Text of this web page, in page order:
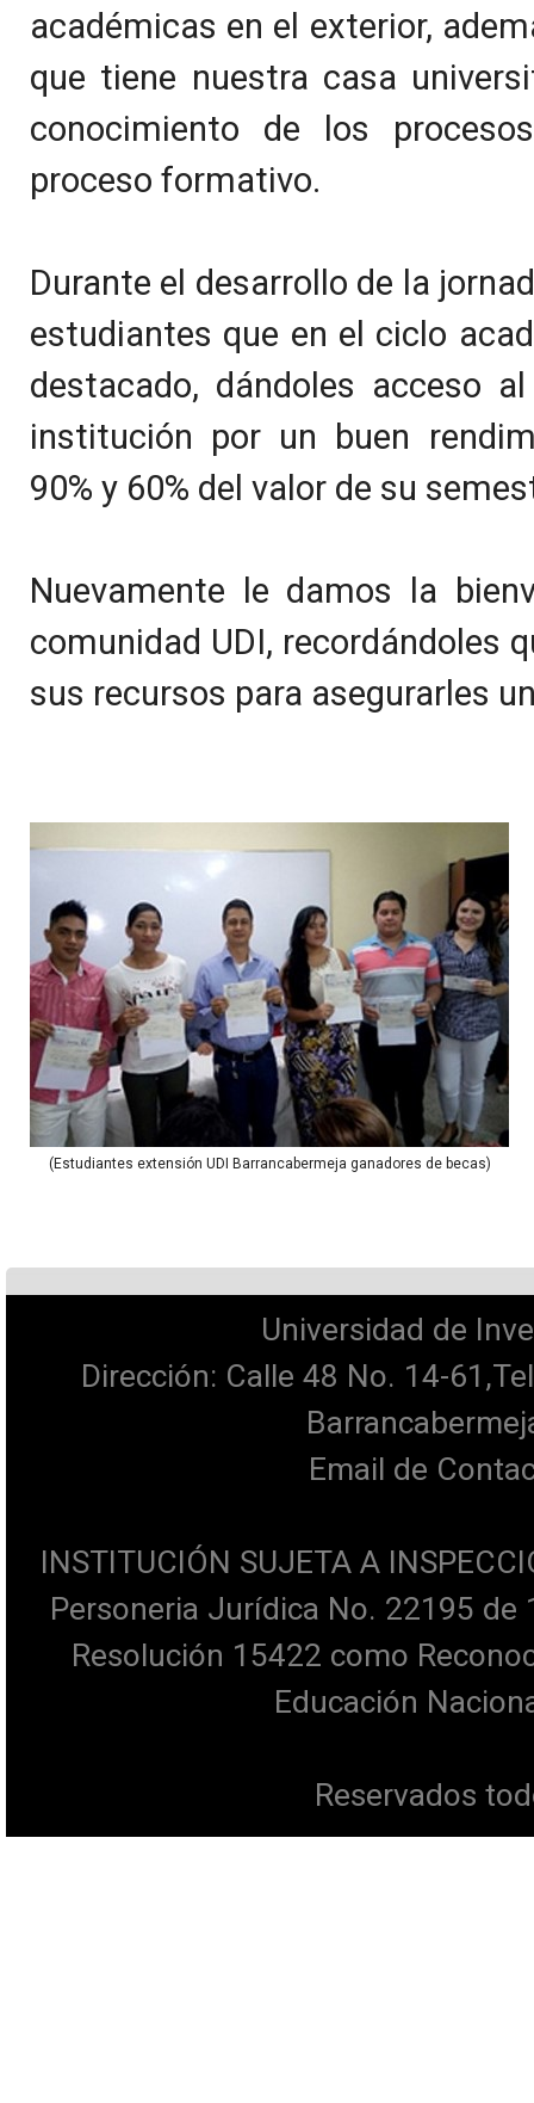
académicas en el exterior,
que tiene nuestra casa
conocimiento de los
proceso formativo.
Durante el desarrollo de la
estudiantes que en el ciclo
destacado, dándoles acceso
institución por un buen
90% y 60% del valor de su
Nuevamente le damos la
comunidad UDI, recordándoles
sus recursos para asegurarles
(Estudiantes extensión UDI Barrancabermeja ganadores de becas)
Universidad de
Dirección: Calle 48 No. 14-
Email de
INSTITUCIÓN SUJETA A
Personeria Jurídica No. 22195
Resolución 15422 como
Educación
Reservados